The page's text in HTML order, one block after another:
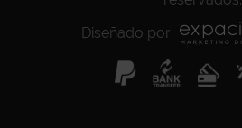
Diseñado por